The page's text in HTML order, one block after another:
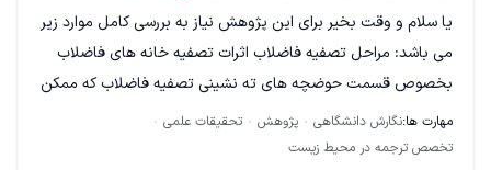
یا سلام و وقت بخیر برای این پژوهش نیاز به بررسی کامل موارد زیر
می باشد: مراحل تصفیه فاضلاب اثرات تصفیه خانه های فاضلاب
بخصوص قسمت حوضچه های ته نشینی تصفیه فاضلاب که ممکن
است برای جانوران خصوصا پرندگان مانند آبگیر و یا یک دریاچه
عمل کنند ، بر زیست پرندگان و تنوع زیستی اطراف -به طور مثال
مهارت ها:نگارش دانشگاهی پژوهش
تحقیقات علمی
تخصص ترجمه در محیط زیست